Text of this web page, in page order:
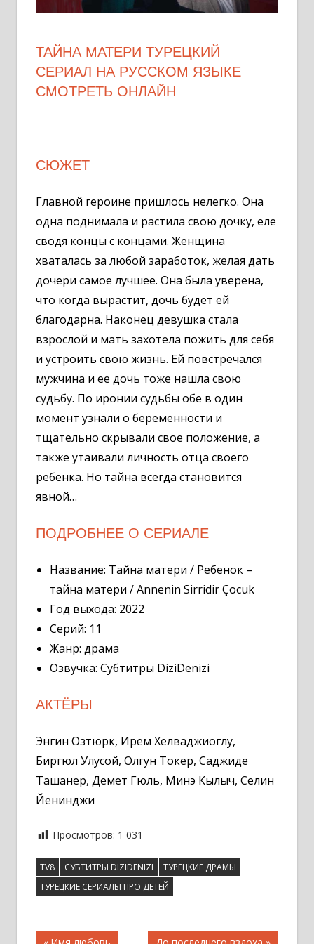
ТАЙНА МАТЕРИ ТУРЕЦКИЙ
СЕРИАЛ НА РУССКОМ ЯЗЫКЕ
СМОТРЕТЬ ОНЛАЙН
СЮЖЕТ
Главной героине пришлось нелегко. Она
одна поднимала и растила свою дочку, еле
сводя концы с концами. Женщина
хваталась за любой заработок, желая дать
дочери самое лучшее. Она была уверена,
что когда вырастит, дочь будет ей
благодарна. Наконец девушка стала
взрослой и мать захотела пожить для себя
и устроить свою жизнь. Ей повстречался
мужчина и ее дочь тоже нашла свою
судьбу. По иронии судьбы обе в один
момент узнали о беременности и
тщательно скрывали свое положение, а
также утаивали личность отца своего
ребенка. Но тайна всегда становится
явной…
ПОДРОБНЕЕ О СЕРИАЛЕ
Название: Тайна матери / Ребенок –
тайна матери / Annenin Sirridir Çocuk
Год выхода: 2022
Серий: 11
Жанр: драма
Озвучка: Субтитры DiziDenizi
АКТЁРЫ
Энгин Озтюрк, Ирем Хелваджиоглу,
Биргюл Улусой, Олгун Токер, Саджиде
Ташанер, Демет Гюль, Минэ Кылыч, Селин
Йенинджи
Просмотров: 1 031
TV8 СУБТИТРЫ DIZIDENIZI
ТУРЕЦКИЕ ДРАМЫ
ТУРЕЦКИЕ СЕРИАЛЫ ПРО ДЕТЕЙ
Навигация